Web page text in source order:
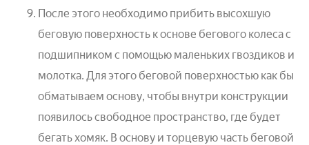
После этого необходимо прибить высохшую
беговую поверхность к основе бегового колеса с
подшипником с помощью маленьких гвоздиков и
молотка. Для этого беговой поверхностью как бы
обматываем основу, чтобы внутри конструкции
появилось свободное пространство, где будет
бегать хомяк. В основу и торцевую часть беговой